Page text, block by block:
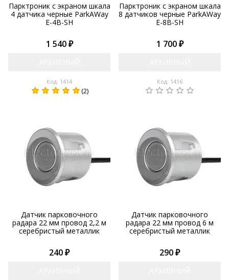
Парктроник с экраном шкала
4 датчика черные ParkAWay
E-4B-SH
1 540 ₽
Код: 1414
(2)
Парктроник с экраном шкала
8 датчиков черные ParkAWay
E-8B-SH
1 700 ₽
Код: 1416
Датчик парковочного
радара 22 мм провод 2,2 м
серебристый металлик
240 ₽
Датчик парковочного
радара 22 мм провод 6 м
серебристый металлик
290 ₽